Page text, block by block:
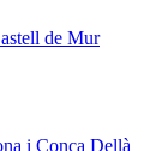
de Mur
i Conca Dellà